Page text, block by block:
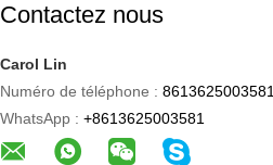
Contactez nous
Carol Lin
Numéro de téléphone : 8613625003581
WhatsApp : +8613625003581